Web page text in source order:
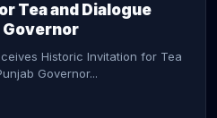
Tea and Dialogue
Governor
Historic Invitation for Tea
Governor...